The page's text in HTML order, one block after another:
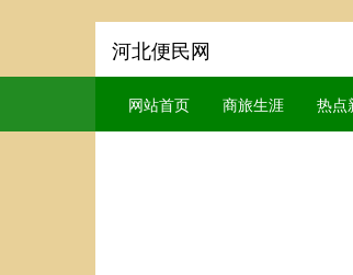
河北便民网
网站首页 商旅生涯 热点